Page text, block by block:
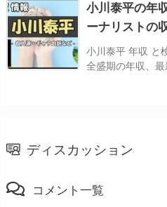
小川泰平の年
ーナリストの
小川泰平 年収 と
全盛期の年収、最
ディスカッション
コメント一覧